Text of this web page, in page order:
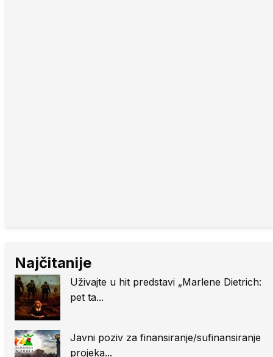
Najčitanije
Uživajte u hit predstavi „Marlene Dietrich:
pet ta...
Javni poziv za finansiranje/sufinansiranje
projeka...